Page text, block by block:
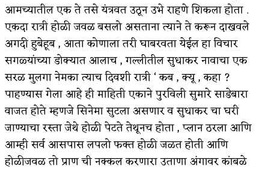
आमच्यातील एक ते तसे यंत्रवत उठून उभे राहणे शिकला होता .
एकदा रात्री होळी जवळ बसलो असताना त्याने ते करून दाखवले
अगदी हुबेहूब , आता कोणाला तरी घाबरवता येईल हा विचार
सगळ्यांच्या डोक्यात आलाच , गल्लीतील सुधाकर नावाचा एक
सरळ मुलगा नेमका त्याच दिवशी रात्री ‘ कब , क्यू , कहा ?
पाहण्यास गेला आहे ही माहिती एकाने पुरविली सुमारे साडेबारा
वाजत होते म्हणजे सिनेमा सुटला असणार व सुधाकर चा घरी
जाण्याचा रस्ता जेथे होळी पेटते तेथूनच होता , प्लान ठरला आणि
आम्ही सर्व आसपास लपलो फक्त होळी जळत होती आणि
होळीजवळ तो प्राण ची नक्कल करणारा उताणा अंगावर कांबळे